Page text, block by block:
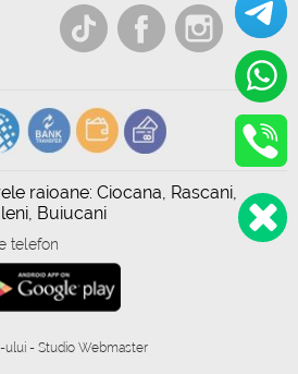
raioane: Ciocana, Rascani,
Buiucani
telefon
ului - Studio Webmaster